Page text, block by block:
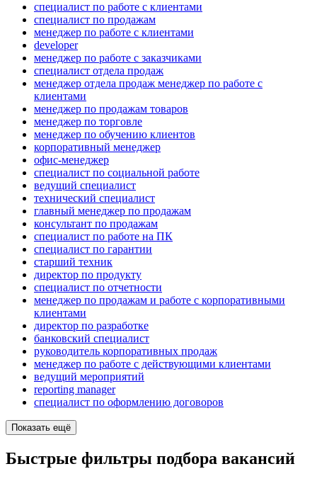
специалист по работе с клиентами
специалист по продажам
менеджер по работе с клиентами
developer
менеджер по работе с заказчиками
специалист отдела продаж
менеджер отдела продаж менеджер по работе с
клиентами
менеджер по продажам товаров
менеджер по торговле
менеджер по обучению клиентов
корпоративный менеджер
офис-менеджер
специалист по социальной работе
ведущий специалист
технический специалист
главный менеджер по продажам
консультант по продажам
специалист по работе на ПК
специалист по гарантии
старший техник
директор по продукту
специалист по отчетности
менеджер по продажам и работе с корпоративными
клиентами
директор по разработке
банковский специалист
руководитель корпоративных продаж
менеджер по работе с действующими клиентами
ведущий мероприятий
reporting manager
специалист по оформлению договоров
Показать ещё
Быстрые фильтры подбора вакансий